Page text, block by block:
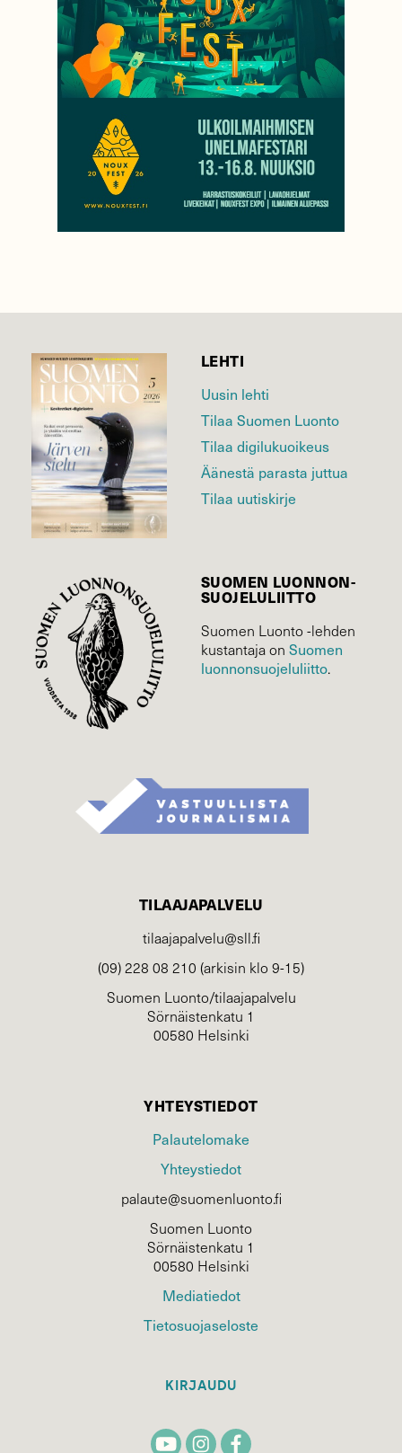
LEHTI
Uusin lehti
Tilaa Suomen Luonto
Tilaa digilukuoikeus
Äänestä parasta juttua
Tilaa uutiskirje
SUOMEN LUONNON­
SUOJELU­LIITTO
Suomen Luonto -lehden
kustantaja on Suomen
luonnonsuojelu­liitto.
TILAAJAPALVELU
tilaajapalvelu@sll.fi
(09) 228 08 210 (arkisin klo 9-15)
Suomen Luonto/tilaajapalvelu
Sörnäistenkatu 1
00580 Helsinki
YHTEYSTIEDOT
Palautelomake
Yhteystiedot
palaute@suomenluonto.fi
Suomen Luonto
Sörnäistenkatu 1
00580 Helsinki
Mediatiedot
Tietosuojaseloste
KIRJAUDU